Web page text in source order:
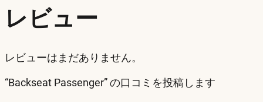
レビュー
レビューはまだありません。
“Backseat Passenger” の口コミを投稿します